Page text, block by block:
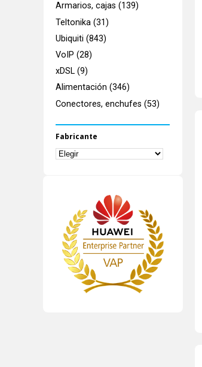
Armarios, cajas (139)
Teltonika (31)
Ubiquiti (843)
VoIP (28)
xDSL (9)
Alimentación (346)
Conectores, enchufes (53)
Fabricante